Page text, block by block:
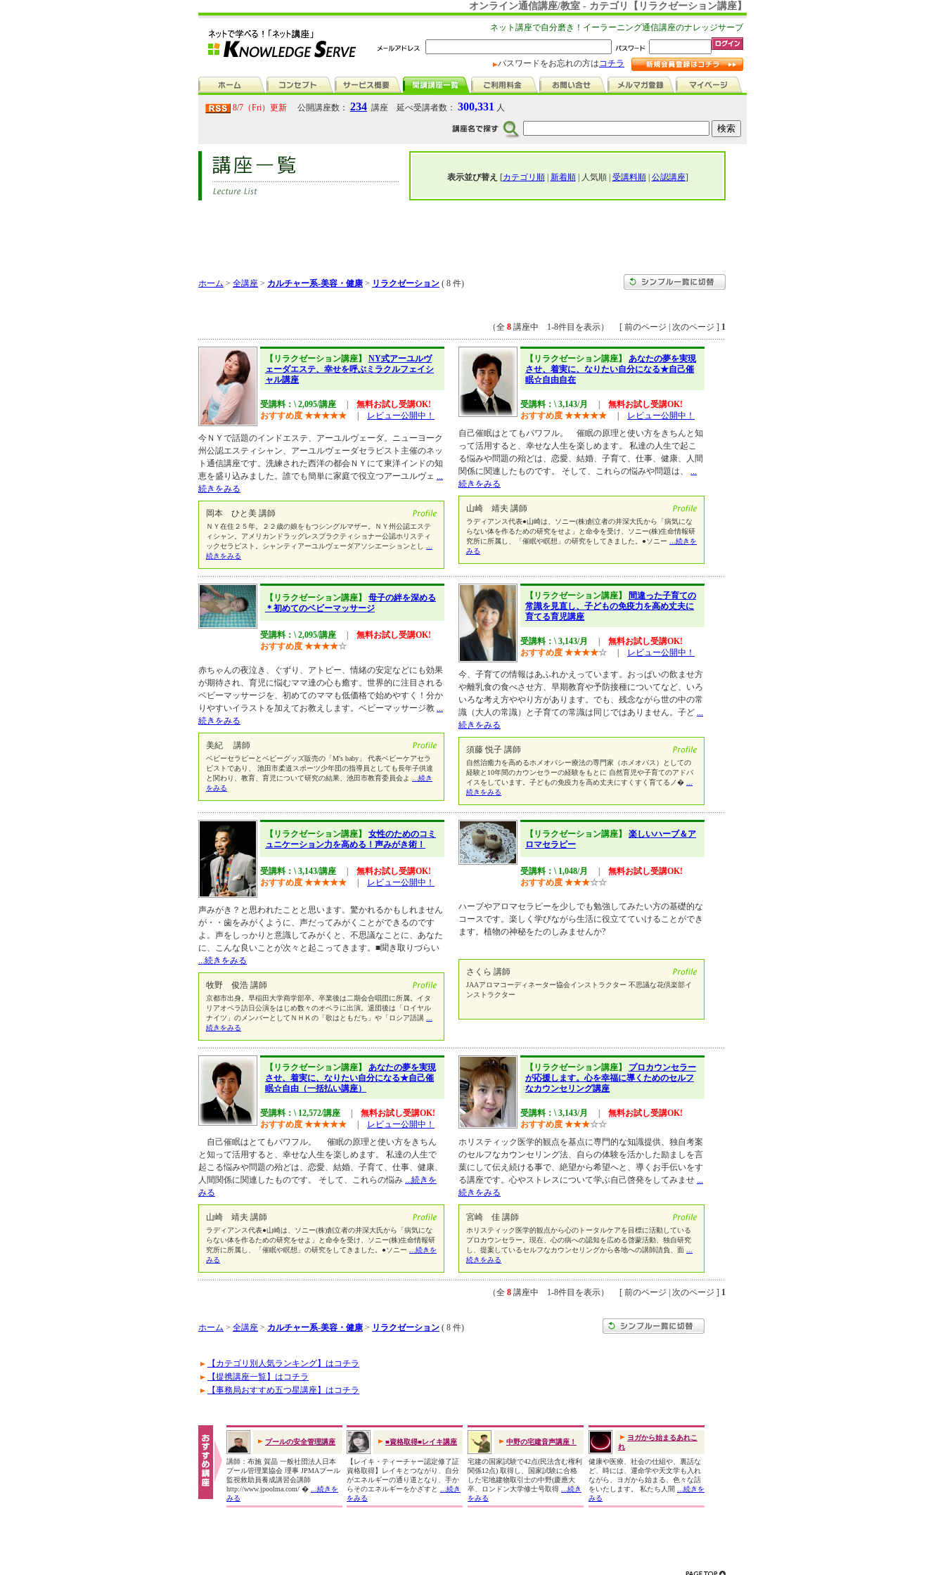
オンライン通信講座/教室 - カテゴリ【リラクゼーション講座】
ネット講座で自分磨き！イーラーニング通信講座のナレッジサーブ
パスワードをお忘れの方はコチラ
8/7（Fri）更新 公開講座数： 234 講座 延べ受講者数： 300,331 人
表示並び替え [カテゴリ順| 新着順| 人気順 | 受講料順| 公認講座]
ホーム > 全講座 > カルチャー系-美容・健康 > リラクゼーション ( 8 件)
（全 8 講座中 1-8件目を表示） [ 前のページ | 次のページ ] 1
【リラクゼーション講座】 NY式アーユルヴ
ェーダエステ、幸せを呼ぶミラクルフェイシ
ャル講座
受講料：\ 2,095/講座
無料お試し受講OK!
おすすめ度 ★★★★★ レビュー公開中！
今ＮＹで話題のインドエステ、アーユルヴェーダ。ニューヨーク
州公認エスティシャン、アーユルヴェーダセラピスト主催のネッ
ト通信講座です。洗練された西洋の都会ＮＹにて東洋インドの知
恵を盛り込みました。誰でも簡単に家庭で役立つアーユルヴェ ...
続きをみる
岡本 ひと美 講師
ＮＹ在住２５年。２２歳の娘をもつシングルマザー。ＮＹ州公認エステ
ィシャン。アメリカンドラッグレスプラクティショナー公認ホリスティ
ックセラピスト。シャンティアーユルヴェーダアソシエーションとし
続きをみる
【リラクゼーション講座】 あなたの夢を実現
させ、着実に、なりたい自分になる★自己催
眠☆自由自在
受講料：\ 3,143/月
無料お試し受講OK!
おすすめ度 ★★★★★
レビュー公開中！
自己催眠はとてもパワフル。 催眠の原理と使い方をきちんと知
って活用すると、幸せな人生を楽しめます。 私達の人生で起こ
る悩みや問題の殆どは、恋愛、結婚、子育て、仕事、健康、人間
関係に関連したものです。 そして、これらの悩みや問題は、 ...
続きをみる
山崎 靖夫 講師
ラディアンス代表●山崎は、ソニー(株)創立者の井深大氏から「病気にな
らない体を作るための研究をせよ」と命令を受け、ソニー(株)生命情報研
究所に所属し、「催眠や瞑想」の研究をしてきました。●ソニー
...続きを
みる
【リラクゼーション講座】 母子の絆を深める
＊初めてのベビーマッサージ
受講料：\ 2,095/講座
無料お試し受講OK!
おすすめ度 ★★★★☆
赤ちゃんの夜泣き、ぐずり、アトピー、情緒の安定などにも効果
が期待され、育児に悩むママ達の心も癒す。世界的に注目される
ベビーマッサージを、初めてのママも低価格で始めやすく！分か
りやすいイラストを加えてお教えします。ベビーマッサージ教 ...
続きをみる
美紀 講師
ベビーセラピーとベビーグッズ販売の「M's baby」 代表ベビーケアセラ
ピストであり、 池田市柔道スポーツ少年団の指導員としても長年子供達
と関わり、教育、育児について研究の結果、池田市教育委員会よ
...続き
をみる
【リラクゼーション講座】
間違った子育ての
常識を見直し、子どもの免疫力を高め丈夫に
育てる育児講座
受講料：\ 3,143/月
無料お試し受講OK!
おすすめ度 ★★★★☆ レビュー公開中！
今、子育ての情報はあふれかえっています。おっぱいの飲ませ方
や離乳食の食べさせ方、早期教育や予防接種についてなど、いろ
いろな考え方ややり方があります。でも、残念ながら世の中の常
識（大人の常識）と子育ての常識は同じではありません。子ど ...
続きをみる
須藤 悦子 講師
自然治癒力を高めるホメオパシー療法の専門家（ホメオパス）としての
経験と10年間のカウンセラーの経験をもとに 自然育児や子育てのアドバ
イスをしています。子どもの免疫力を高め丈夫にすくすく育てるノ�
続きをみる
【リラクゼーション講座】 女性のためのコミ
ュニケーション力を高める！声みがき術！
受講料：\ 3,143/講座
無料お試し受講OK!
おすすめ度 ★★★★★ レビュー公開中！
声みがき？と思われたことと思います。驚かれるかもしれません
が・・歯をみがくように、声だってみがくことができるのです
よ。声をしっかりと意識してみがくと、不思議なことに、あなた
に、こんな良いことが次々と起こってきます。■聞き取りづらい
...続きをみる
牧野 俊浩 講師
京都市出身。早稲田大学商学部卒。卒業後は二期会合唱団に所属。イタ
リアオペラ訪日公演をはじめ数々のオペラに出演。退団後は「ロイヤル
ナイツ」のメンバーとしてＮＨＫの「歌はともだち」や「ロシア語講
続きをみる
【リラクゼーション講座】 楽しいハーブ＆ア
ロマセラピー
受講料：\ 1,048/月
無料お試し受講OK!
おすすめ度 ★★★☆☆
ハーブやアロマセラピーを少しでも勉強してみたい方の基礎的な
コースです。楽しく学びながら生活に役立てていけることができ
ます。植物の神秘をたのしみませんか?
さくら 講師
JAAアロマコーディネーター協会インストラクター 不思議な花倶楽部イ
ンストラクター
【リラクゼーション講座】 あなたの夢を実現
させ、着実に、なりたい自分になる★自己催
眠☆自由（一括払い講座）
受講料：\ 12,572/講座
無料お試し受講OK!
おすすめ度 ★★★★★
レビュー公開中！
自己催眠はとてもパワフル。 催眠の原理と使い方をきちん
と知って活用すると、幸せな人生を楽しめます。 私達の人生で
起こる悩みや問題の殆どは、恋愛、結婚、子育て、仕事、健康、
人間関係に関連したものです。 そして、これらの悩み ...続きを
みる
山崎 靖夫 講師
ラディアンス代表●山崎は、ソニー(株)創立者の井深大氏から「病気にな
らない体を作るための研究をせよ」と命令を受け、ソニー(株)生命情報研
究所に所属し、「催眠や瞑想」の研究をしてきました。●ソニー
...続きを
みる
【リラクゼーション講座】 プロカウンセラー
が応援します。心を幸福に導くためのセルフ
なカウンセリング講座
受講料：\ 3,143/月
無料お試し受講OK!
おすすめ度 ★★★☆☆
ホリスティック医学的観点を基点に専門的な知識提供、独自考案
のセルフなカウンセリング法、自らの体験を活かした励ましを言
葉にして伝え続ける事で、絶望から希望へと、導くお手伝いをす
る講座です。心やストレスについて学ぶ自己啓発をしてみませ ...
続きをみる
宮崎 佳 講師
ホリスティック医学的観点から心のトータルケアを目標に活動している
プロカウンセラー。現在、心の病への認知を広める啓蒙活動、独自研究
し、提案しているセルフなカウンセリングから各地への講師請負、面
続きをみる
（全 8 講座中 1-8件目を表示） [ 前のページ | 次のページ ] 1
ホーム > 全講座 > カルチャー系-美容・健康 > リラクゼーション ( 8 件)
【カテゴリ別人気ランキング】はコチラ
【提携講座一覧】はコチラ
【事務局おすすめ五つ星講座】はコチラ
プールの安全管理講座
講師：布施 賀晶 一般社団法人日本
プール管理業協会 理事 JPMAプール
監視救助員養成講習会講師
http://www.jpoolma.com/ �
...続きを
みる
■資格取得■レイキ講座
【レイキ・ティーチャー認定修了証
資格取得】レイキとつながり、自分
がエネルギーの通り道となり、手か
らそのエネルギーをかざすと
...続き
をみる
中野の宅建音声講座！
宅建の国家試験で42点(民法含む権利
関係12点) 取得し、国家試験に合格
した宅地建物取引士の中野(慶應大
卒、ロンドン大学修士号取得
...続き
をみる
ヨガから始まるあれこ
れ
健康や医療、社会の仕組や、裏話な
ど、時には、運命学や天文学も入れ
ながら、ヨガから始まる、色々な話
をいたします。 私たち人間
...続きを
みる